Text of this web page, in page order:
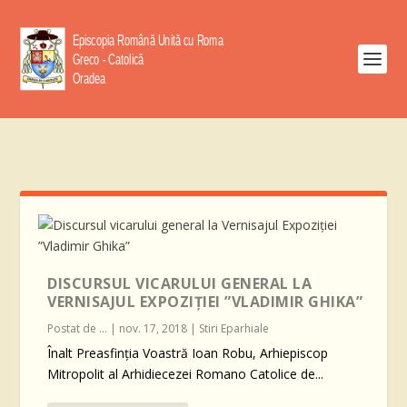
DISCURSUL VICARULUI GENERAL LA
VERNISAJUL EXPOZIȚIEI ”VLADIMIR GHIKA”
Postat de ... | nov. 17, 2018 | Stiri Eparhiale
Înalt Preasfinția Voastră Ioan Robu, Arhiepiscop
Mitropolit al Arhidiecezei Romano Catolice de...